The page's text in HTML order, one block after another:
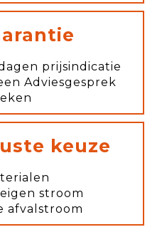
prijsindicatie
Adviesgesprek
keuze
stroom
afvalstroom